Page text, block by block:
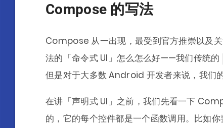
Compose 的写法
Compose 从一出现，最受到官方推崇以及
法的「命令式 UI」怎么怎么好——我们传统的
但是对于大多数 Android 开发者来说，我们
在讲「声明式 UI」之前，我们先看一下
的，它的每个控件都是一个函数调用。比如